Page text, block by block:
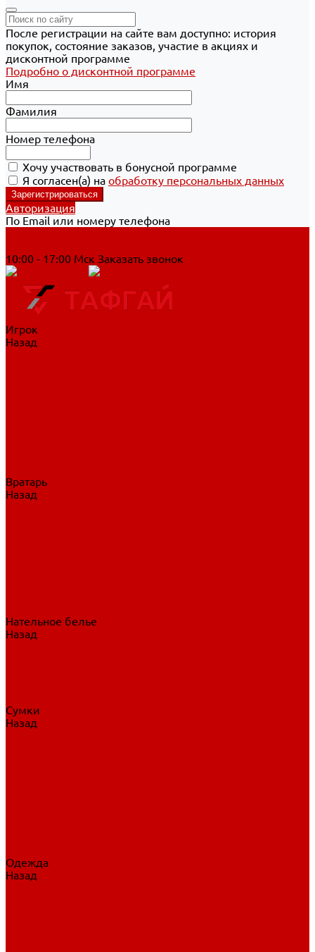
После регистрации на сайте вам доступно: история
покупок, состояние заказов, участие в акциях и
дисконтной программе
Подробно о дисконтной программе
Имя
Фамилия
Номер телефона
Хочу участвовать в бонусной программе
Я согласен(а) на обработку персональных данных
Авторизация
По Email или номеру телефона
10:00 - 17:00 Мск Заказать звонок
Игрок
Назад
Вратарь
Назад
Нательное белье
Назад
Сумки
Назад
Одежда
Назад